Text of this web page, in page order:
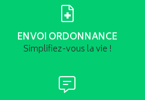
ENVOI ORDONNANCE
Simplifiez-vous la vie !